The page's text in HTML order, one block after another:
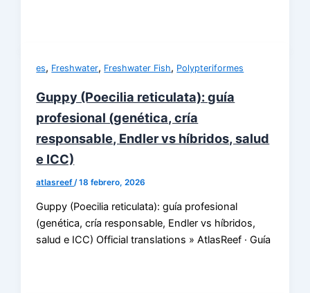
es, Freshwater, Freshwater Fish, Polypteriformes
Guppy (Poecilia reticulata): guía
profesional (genética, cría
responsable, Endler vs híbridos, salud
e ICC)
atlasreef /18 febrero, 2026
Guppy (Poecilia reticulata): guía profesional
(genética, cría responsable, Endler vs híbridos,
salud e ICC) Official translations » AtlasReef · Guía